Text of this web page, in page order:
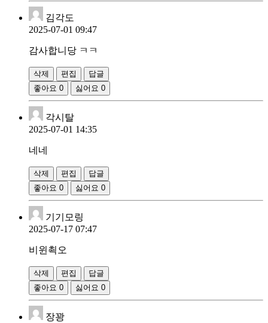
김각도
2025-07-01 09:47
감사합니당 ㅋㅋ
삭제 편집
답글
좋아요 0 싫어요 0
각시탈
2025-07-01 14:35
네네
삭제 편집
답글
좋아요 0 싫어요 0
기기모링
2025-07-17 07:47
비윈쵝오
삭제 편집
답글
좋아요 0 싫어요 0
장꽝